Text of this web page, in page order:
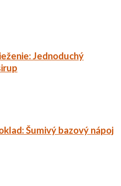
Jednoduchý
Šumivý bazový nápoj